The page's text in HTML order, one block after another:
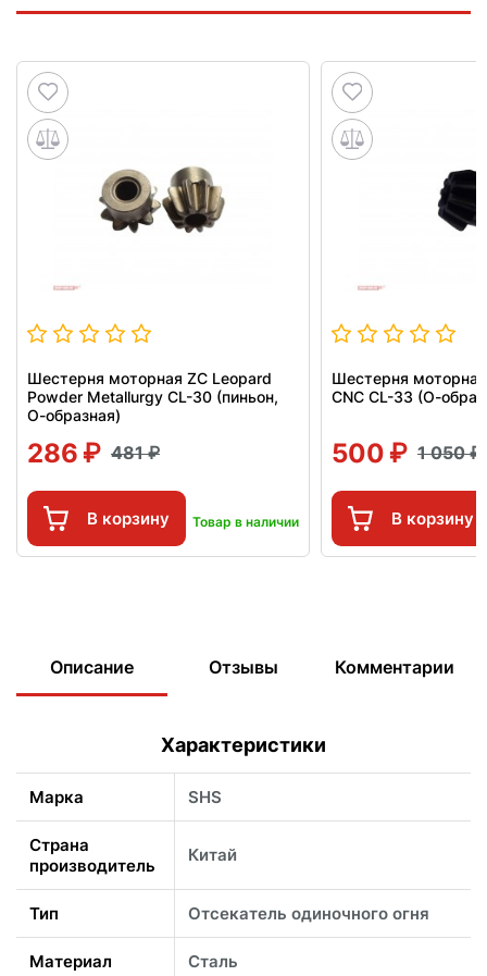
Шестерня моторная ZC Leopard
Powder Metallurgy CL-30 (пиньон,
О-образная)
286 481
В корзину Товар в наличии
Шестерня
CNC CL-33 (О-
500 1 050
В корзину
Описание Отзывы Комментарии
Характеристики
Марка SHS
Страна
производитель
Китай
Тип Отсекатель одиночного огня
Материал Сталь